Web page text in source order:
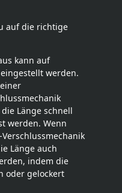
auf die richtige
kann auf
werden.
Länge schnell
werden. Wenn
Länge auch
indem die
oder gelockert